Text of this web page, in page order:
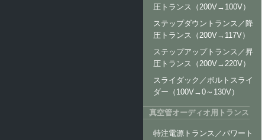
圧トランス（200V→100V）
ステップダウントランス／降
圧トランス（200V→117V）
ステップアップトランス／昇
圧トランス（200V→220V）
スライダック／ボルトスライ
ダー（100V→0～130V）
真空管オーディオ用トランス
特注電源トランス／パワート